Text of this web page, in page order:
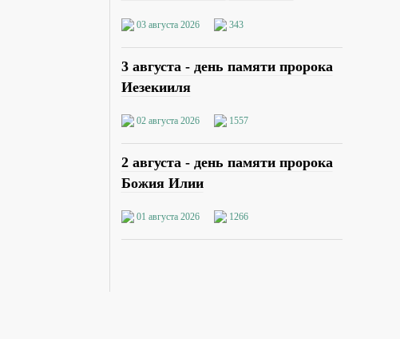
03 августа 2026 343
3 августа - день памяти пророка
Иезекииля
02 августа 2026 1557
2 августа - день памяти пророка
Божия Илии
01 августа 2026 1266